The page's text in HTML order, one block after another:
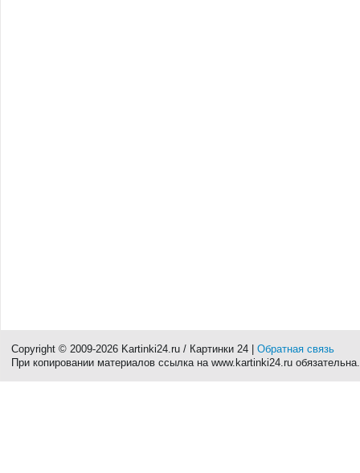
Copyright © 2009-2026 Kartinki24.ru / Картинки 24 | Обратная связь
При копировании материалов ссылка на www.kartinki24.ru обязательна.